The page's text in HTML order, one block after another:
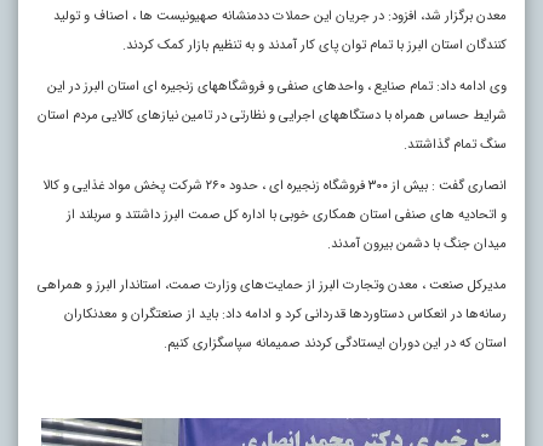
معدن برگزار شد، افزود: در جریان این حملات ددمنشانه صهیونیست ها ، اصناف و تولید
کنندگان استان البرز با تمام توان پای کار آمدند و به تنظیم بازار کمک کردند.
وی ادامه داد: تمام صنایع ، واحدهای صنفی و فروشگاههای زنجیره ای استان البرز در این
شرایط حساس همراه با دستگاههای اجرایی و نظارتی در تامین نیازهای کالایی مردم استان
سنگ تمام گذاشتند.
انصاری گفت : بیش از ۳۰۰ فروشگاه زنجیره ای ، حدود ۲۶۰ شرکت پخش مواد غذایی و کالا
و اتحادیه های صنفی استان همکاری خوبی با اداره کل صمت البرز داشتند و سربلند از
میدان جنگ با دشمن بیرون آمدند.
مدیرکل صنعت ، معدن وتجارت البرز از حمایت‌های وزارت صمت، استاندار البرز و همراهی
رسانه‌ها در انعکاس دستاوردها قدردانی کرد و ادامه داد: باید از صنعتگران و معدنکاران
استان که در این دوران ایستادگی کردند صمیمانه سپاسگزاری کنیم.